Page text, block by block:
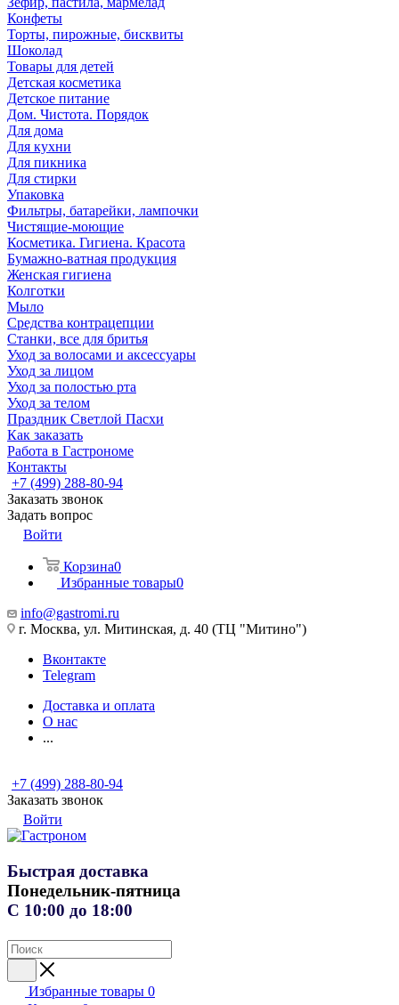
Конфеты
Торты, пирожные, бисквиты
Шоколад
Товары для детей
Детская косметика
Детское питание
Дом. Чистота. Порядок
Для дома
Для кухни
Для пикника
Для стирки
Упаковка
Фильтры, батарейки, лампочки
Чистящие-моющие
Косметика. Гигиена. Красота
Бумажно-ватная продукция
Женская гигиена
Колготки
Мыло
Средства контрацепции
Станки, все для бритья
Уход за волосами и аксессуары
Уход за лицом
Уход за полостью рта
Уход за телом
Праздник Светлой Пасхи
Как заказать
Работа в Гастрономе
Контакты
+7 (499) 288-80-94
Заказать звонок
Задать вопрос
Войти
Корзина0
Избранные товары0
info@gastromi.ru
г. Москва, ул. Митинская, д. 40 (ТЦ "Митино")
Вконтакте
Telegram
Доставка и оплата
О нас
...
+7 (499) 288-80-94
Заказать звонок
Войти
Быстрая доставка
Понедельник-пятница
С 10:00 до 18:00
Избранные товары 0